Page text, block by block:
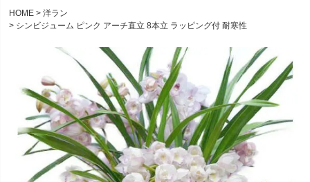
HOME
洋ラン
シンビジューム ピンク アーチ直立 8本立 ラッピング付 耐寒性